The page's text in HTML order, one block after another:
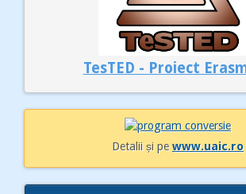
TesTED - Proiect
Detalii și pewww.uaic.ro